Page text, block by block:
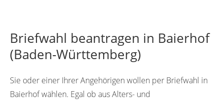
Briefwahl beantragen in Baierhof
(Baden-Württemberg)
Sie oder einer Ihrer Angehörigen wollen per Briefwahl in
Baierhof wählen. Egal ob aus Alters- und